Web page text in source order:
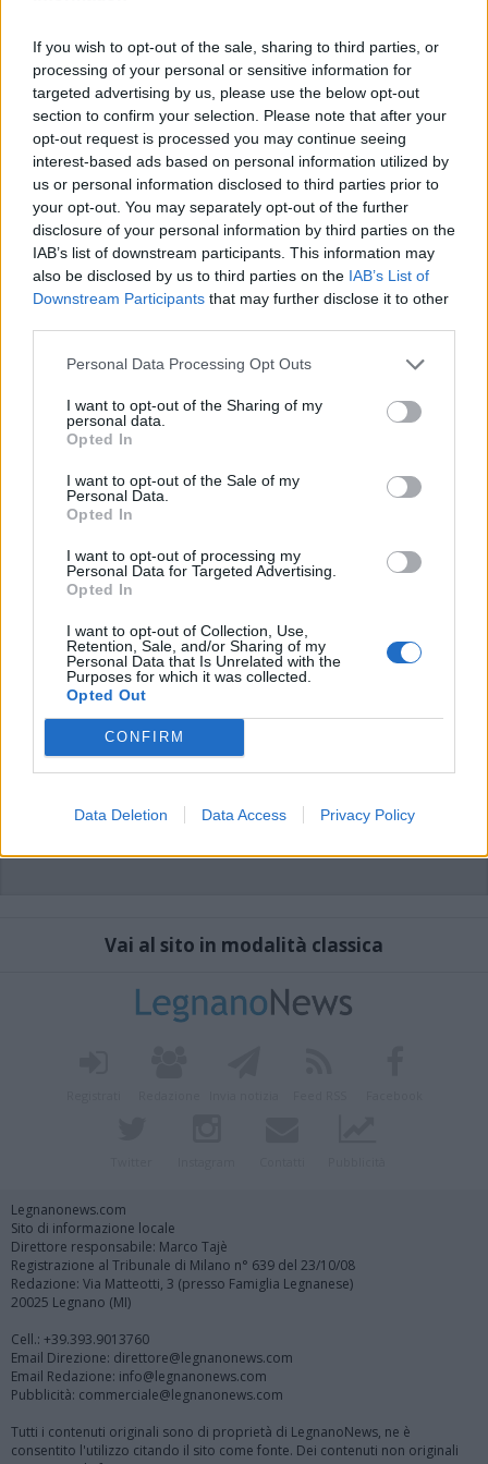
If you wish to opt-out of the sale, sharing to third parties, or
processing of your personal or sensitive information for
targeted advertising by us, please use the below opt-out
section to confirm your selection. Please note that after your
opt-out request is processed you may continue seeing
interest-based ads based on personal information utilized by
us or personal information disclosed to third parties prior to
your opt-out. You may separately opt-out of the further
disclosure of your personal information by third parties on the
IAB’s list of downstream participants. This information may
also be disclosed by us to third parties on the IAB’s List of
Downstream Participants that may further disclose it to other
Personal Data Processing Opt Outs
I want to opt-out of the Sharing of my
personal data.
Opted In
I want to opt-out of the Sale of my
Personal Data.
Opted In
I want to opt-out of processing my
Personal Data for Targeted Advertising.
Opted In
I want to opt-out of Collection, Use,
Retention, Sale, and/or Sharing of my
Personal Data that Is Unrelated with the
Purposes for which it was collected.
Opted Out
CONFIRM
Data Deletion Data Access Privacy Policy
Commenti
Accedioregistratiper commentare questo
articolo.
L'email è richiesta ma non verrà mostrata ai visitatori. Il contenuto di questo
di VareseNews.it, che rimane autonoma e indipendente. I messaggi inclusi nei
commenti non sono testi giornalistici, ma post inviati dai singoli lettori che
possono essere automaticamente pubblicati senza filtro preventivo. I commenti
che includano uno o più link a siti esterni verranno rimossi in automatico dal
Vai al sito in modalità classica
Legnanonews.com
Sito di informazione locale
Direttore responsabile: Marco Tajè
Registrazione al Tribunale di Milano n° 639 del 23/10/08
Redazione: Via Matteotti, 3 (presso Famiglia Legnanese)
20025 Legnano (MI)
Cell.: +39.393.9013760
Email Direzione: direttore@legnanonews.com
Email Redazione: info@legnanonews.com
Pubblicità: commerciale@legnanonews.com
Tutti i contenuti originali sono di proprietà di LegnanoNews, ne è
consentito l'utilizzo citando il sito come fonte. Dei contenuti non originali